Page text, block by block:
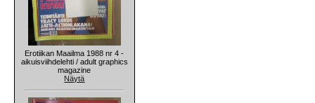
Erotiikan Maailma 1988 nr 4 -
aikuisviihdelehti / adult graphics
magazine
Näytä